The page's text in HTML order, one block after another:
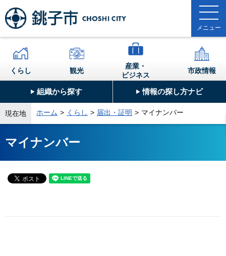
組織から探す 情報の探し方ナビ
くらし 観光
産業・
ビジネス
市政情報
現在地 ホーム くらし 届出・証明 マイナンバー
マイナンバー